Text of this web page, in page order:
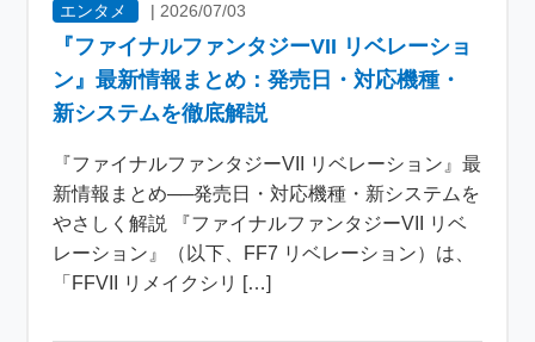
エンタメ |2026/07/03
『ファイナルファンタジーVII リベレーショ
ン』最新情報まとめ：発売日・対応機種・
新システムを徹底解説
『ファイナルファンタジーVII リベレーション』最
新情報まとめ──発売日・対応機種・新システムを
やさしく解説 『ファイナルファンタジーVII リベ
レーション』（以下、FF7 リベレーション）は、
「FFVII リメイクシリ […]